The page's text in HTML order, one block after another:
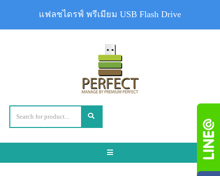
Toggle
แฟลชไดรฟ์ พรีเมียม USB Flash Drive